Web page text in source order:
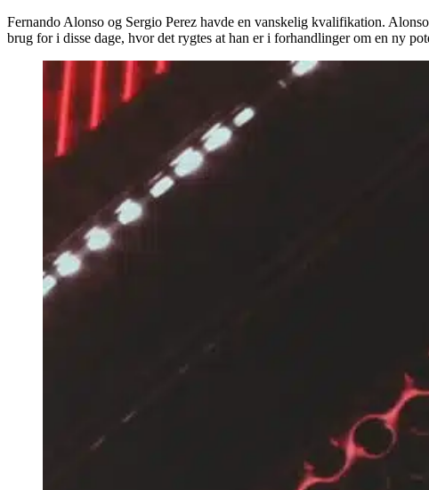
Fernando Alonso og Sergio Perez havde en vanskelig kvalifikation.
brug for i disse dage, hvor det rygtes at han er i forhandlinger om en ny